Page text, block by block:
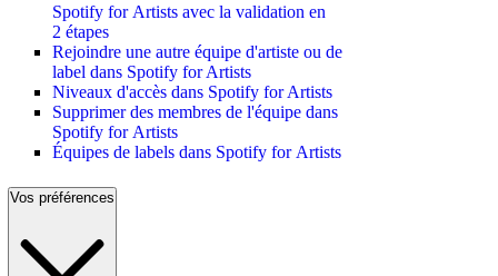
Spotify for Artists avec la validation en
2 étapes
Rejoindre une autre équipe d'artiste ou de
label dans Spotify for Artists
Niveaux d'accès dans Spotify for Artists
Supprimer des membres de l'équipe dans
Spotify for Artists
Équipes de labels dans Spotify for Artists
Vos préférences